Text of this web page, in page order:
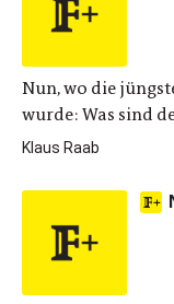
Nun, wo die
wurde: Was sind
Klaus Raab